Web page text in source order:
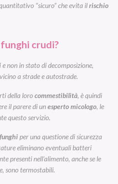
“sicuro” che evita ilrischio
crudi?
e non in stato di decomposizione,
a strade e autostrade.
della lorocommestibilità, è quindi
il parere di unesperto micologo, le
questo servizio.
per una questione di sicurezza
eliminano eventuali batteri
presenti nell’alimento, anche se le
sono termostabili.